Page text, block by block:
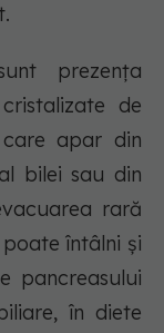
prezența
de
apar din
bilei sau din
rară
întâlni și
pancreasului
în diete